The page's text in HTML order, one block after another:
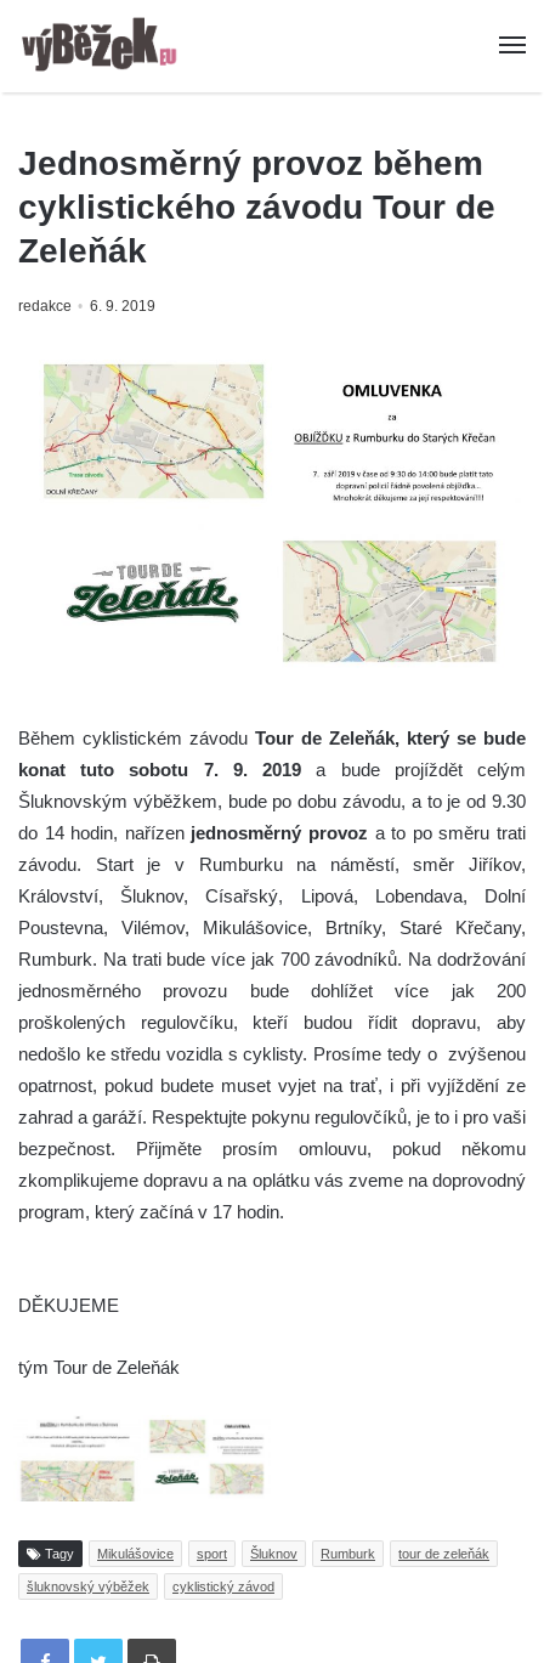
Jednosměrný provoz během
cyklistického závodu Tour de
Zeleňák
redakce 6. 9. 2019
Během cyklistickém závodu Tour de Zeleňák, který se bude
konat tuto sobotu 7. 9. 2019 a bude projíždět celým
Šluknovským výběžkem, bude po dobu závodu, a to je od 9.30
do 14 hodin, nařízen jednosměrný provoz a to po směru trati
závodu. Start je v Rumburku na náměstí, směr Jiříkov,
Království, Šluknov, Císařský, Lipová, Lobendava, Dolní
Poustevna, Vilémov, Mikulášovice, Brtníky, Staré Křečany,
Rumburk. Na trati bude více jak 700 závodníků. Na dodržování
jednosměrného provozu bude dohlížet více jak 200
proškolených regulovčíku, kteří budou řídit dopravu, aby
nedošlo ke středu vozidla s cyklisty. Prosíme tedy o zvýšenou
opatrnost, pokud budete muset vyjet na trať, i při vyjíždění ze
zahrad a garáží. Respektujte pokynu regulovčíků, je to i pro vaši
bezpečnost. Přijměte prosím omlouvu, pokud někomu
zkomplikujeme dopravu a na oplátku vás zveme na doprovodný
program, který začíná v 17 hodin.
DĚKUJEME
tým Tour de Zeleňák
Tagy Mikulášovice sport Šluknov Rumburk tour de zeleňák
šluknovský výběžek cyklistický závod
Tisknout